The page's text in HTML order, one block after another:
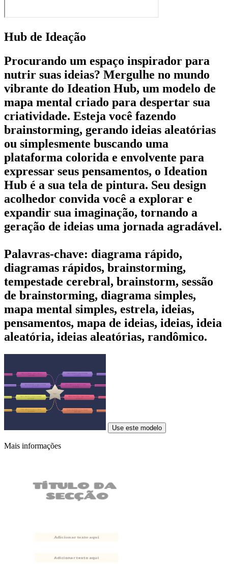
Hub de Ideação
Procurando um espaço inspirador para
nutrir suas ideias? Mergulhe no mundo
vibrante do Ideation Hub, um modelo de
mapa mental criado para despertar sua
criatividade. Esteja você fazendo
brainstorming, gerando ideias aleatórias
ou simplesmente buscando uma
plataforma colorida e envolvente para
expressar seus pensamentos, o Ideation
Hub é a sua tela de pintura. Seu design
acolhedor convida você a explorar e
expandir sua imaginação, tornando a
geração de ideias uma jornada agradável.
Palavras-chave: diagrama rápido,
diagramas rápidos, brainstorming,
tempestade cerebral, brainstorm, sessão
de brainstorming, diagrama simples,
mapa mental simples, estrela, ideias,
pensamentos, mapa de ideias, ideias, ideia
aleatória, ideias aleatórias, randômico.
Use este modelo
Mais informações